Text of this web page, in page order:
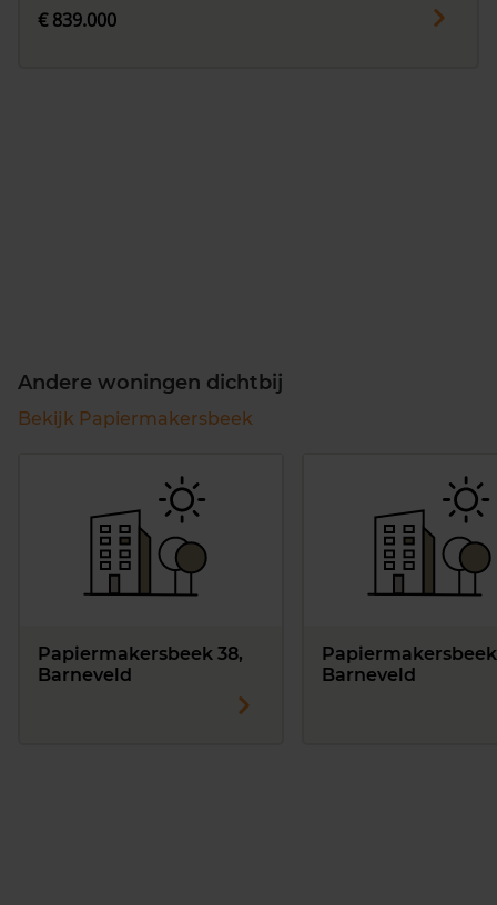
€ 839.000
Andere woningen dichtbij
Bekijk Papiermakersbeek
Papiermakersbeek 38,
Barneveld
Barneveld